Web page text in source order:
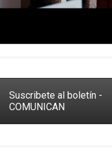
Suscribete al boletín -
COMUNICAN